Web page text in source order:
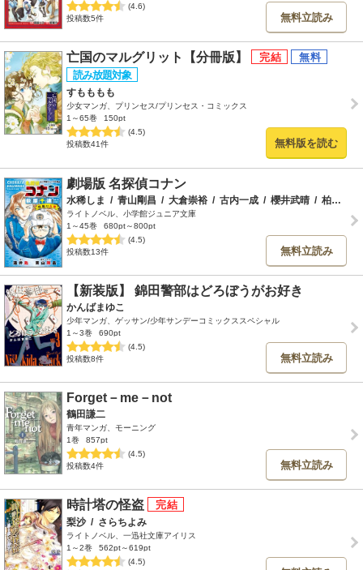
(4.6)
投稿数5件
無料立読み
亡国のマルグリット【分冊版】
すもももも
少女マンガ、プリンセス/プリンセス・コミックス
1～65巻
150pt
(4.5)
投稿数41件
無料版を読む
劇場版 名探偵コナン
水稀しま / 青山剛昌 / 大倉崇裕 / 古内一成 / 櫻井武晴 / 柏原寛司
ライトノベル、小学館ジュニア文庫
1～45巻
680pt～800pt
(4.5)
投稿数13件
無料立読み
【新装版】 錦田警部はどろぼうがお好き
かんばまゆこ
少年マンガ、ゲッサン/少年サンデーコミックススペシャル
1～3巻
690pt
(4.5)
投稿数8件
無料立読み
Forget－me－not
鶴田謙二
青年マンガ、モーニング
1巻
857pt
(4.5)
投稿数4件
無料立読み
時計塔の怪盗
梨沙 / さらちよみ
ライトノベル、一迅社文庫アイリス
1～2巻
562pt～619pt
(4.5)